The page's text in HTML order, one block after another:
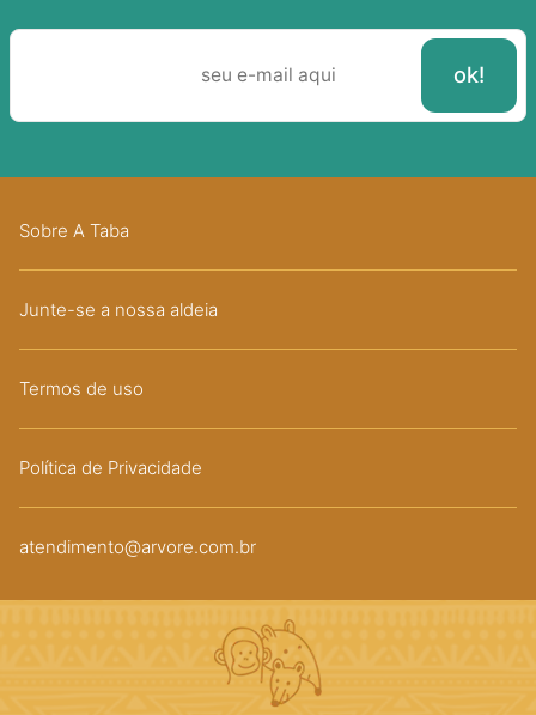
Sobre A Taba
Junte-se a nossa aldeia
Termos de uso
Política de Privacidade
atendimento@arvore.com.br